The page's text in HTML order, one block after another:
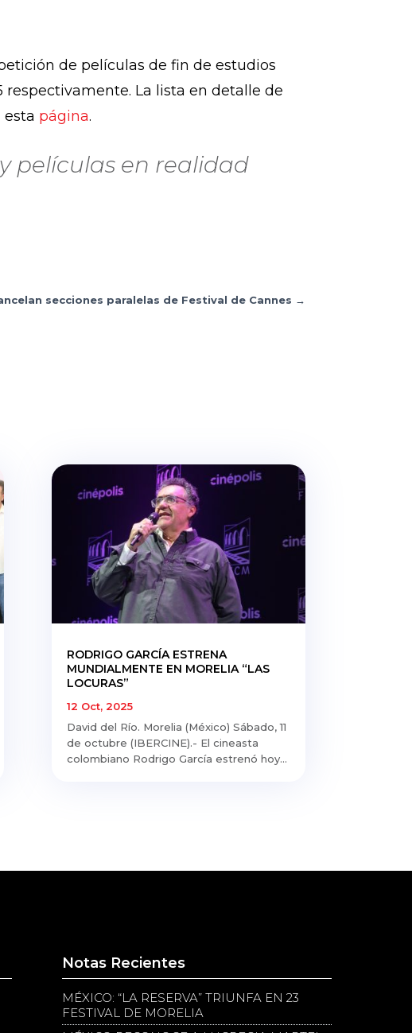
de películas de fin de estudios
La lista en detalle de
página.
películas en realidad
secciones paralelas de Festival de Cannes →
RODRIGO GARCÍA ESTRENA
MUNDIALMENTE EN MORELIA “LAS
LOCURAS”
12 Oct, 2025
David del Río. Morelia (México) Sábado, 11
de octubre (IBERCINE).- El cineasta
colombiano Rodrigo García estrenó hoy...
Notas Recientes
MÉXICO: “LA RESERVA” TRIUNFA EN 23
FESTIVAL DE MORELIA